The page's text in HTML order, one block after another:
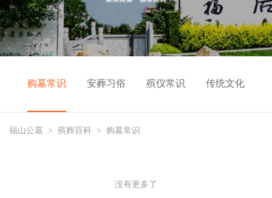
购墓常识 安葬习俗 殡仪常识 传统文化
福山公墓 > 殡葬百科 > 购墓常识
没有更多了